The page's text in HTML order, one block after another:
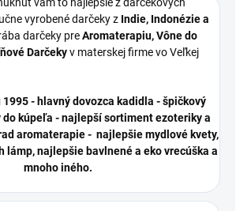
vám to najlepšie z darčekových
vyrobené darčeky z Indie, Indonézie a
darčeky preAromaterapiu, Vône do
Darčekyv materskej firme vo Veľkej
- hlavný dovozca kadidla - špičkový
do kúpeľa - najlepší sortiment ezoteriky a
aromaterapie - najlepšie mydlové kvety,
lámp, najlepšie bavlnené a eko vrecúška a
mnoho iného.